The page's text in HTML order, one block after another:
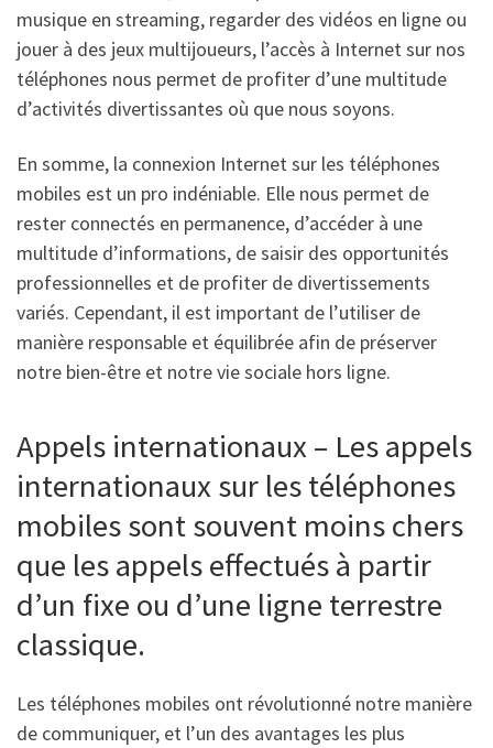
musique en streaming, regarder des vidéos en ligne ou
jouer à des jeux multijoueurs, l’accès à Internet sur nos
téléphones nous permet de profiter d’une multitude
d’activités divertissantes où que nous soyons.
En somme, la connexion Internet sur les téléphones
mobiles est un pro indéniable. Elle nous permet de
rester connectés en permanence, d’accéder à une
multitude d’informations, de saisir des opportunités
professionnelles et de profiter de divertissements
variés. Cependant, il est important de l’utiliser de
manière responsable et équilibrée afin de préserver
notre bien-être et notre vie sociale hors ligne.
Appels internationaux – Les appels
internationaux sur les téléphones
mobiles sont souvent moins chers
que les appels effectués à partir
d’un fixe ou d’une ligne terrestre
classique.
Les téléphones mobiles ont révolutionné notre manière
de communiquer, et l’un des avantages les plus